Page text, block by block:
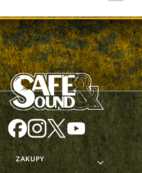
Linki w stopce
ZAKUPY